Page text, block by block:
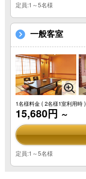
定員:1～5名様
一般客室
1名様料金( 2名様1室利用時 )
15,680円 ～
定員:1～5名様